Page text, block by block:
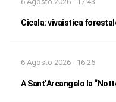
Cicala: vivaistica
6 Agosto 2026 - 16:25
A Sant’Arcangelo la